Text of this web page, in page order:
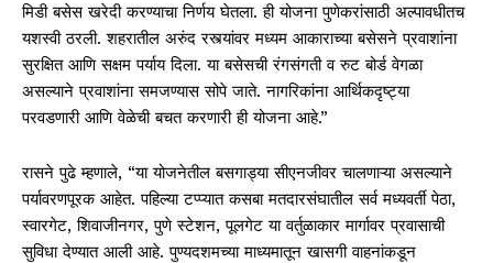
मिडी बसेस खरेदी करण्याचा निर्णय घेतला. ही योजना पुणेकरांसाठी अल्पावधीतच
यशस्वी ठरली. शहरातील अरुंद रस्त्यांवर मध्यम आकाराच्या बसेसने प्रवाशांना
सुरक्षित आणि सक्षम पर्याय दिला. या बसेसची रंगसंगती व रुट बोर्ड वेगळा
असल्याने प्रवाशांना समजण्यास सोपे जाते. नागरिकांना आर्थिकदृष्ट्या
परवडणारी आणि वेळेची बचत करणारी ही योजना आहे.”
रासने पुढे म्हणाले, “या योजनेतील बसगाड्या सीएनजीवर चालणाऱ्या असल्याने
पर्यावरणपूरक आहेत. पहिल्या टप्प्यात कसबा मतदारसंघातील सर्व मध्यवर्ती पेठा,
स्वारगेट, शिवाजीनगर, पुणे स्टेशन, पूलगेट या वर्तुळाकार मार्गावर प्रवासाची
सुविधा देण्यात आली आहे. पुण्यदशमच्या माध्यमातून खासगी वाहनांकडून